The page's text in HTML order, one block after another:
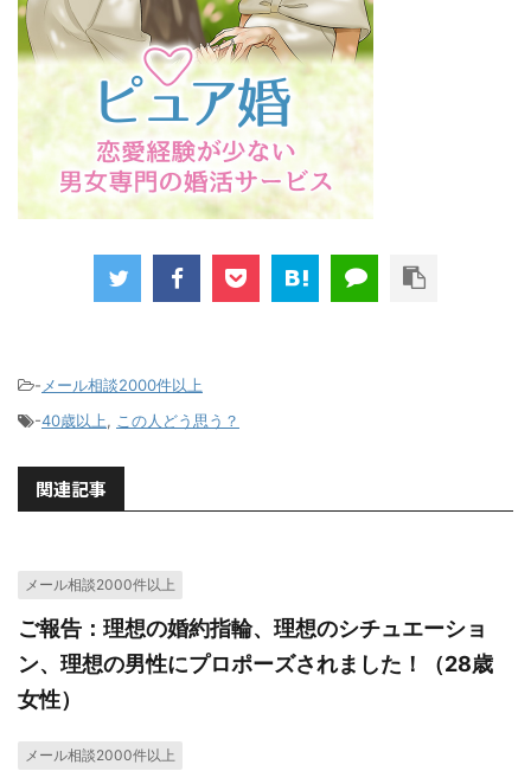
- メール相談2000件以上
-40歳以上, この人どう思う？
関連記事
メール相談2000件以上
ご報告：理想の婚約指輪、理想のシチュエーショ
ン、理想の男性にプロポーズされました！（28歳
女性）
メール相談2000件以上